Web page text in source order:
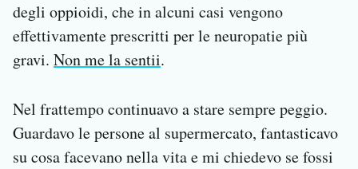
degli oppioidi, che in alcuni casi vengono
effettivamente prescritti per le neuropatie più
gravi. Non me la sentii.
Nel frattempo continuavo a stare sempre peggio.
Guardavo le persone al supermercato, fantasticavo
su cosa facevano nella vita e mi chiedevo se fossi